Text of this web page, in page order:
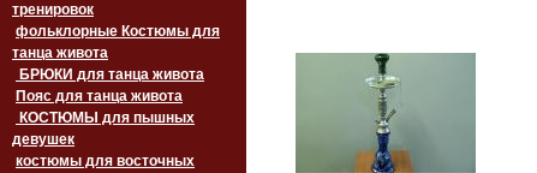
тренировок
фольклорные Костюмы для
танца живота
БРЮКИ для танца живота
Пояс для танца живота
девушек
костюмы для восточных